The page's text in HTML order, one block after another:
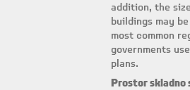
addition, the
buildings may
most common
governments
plans.
Prostor skladno